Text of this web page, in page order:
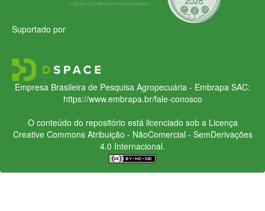
Suportado por
Empresa Brasileira de Pesquisa Agropecuária - Embrapa SAC:
https://www.embrapa.br/fale-conosco
O conteúdo do repositório está licenciado sob a Licença
Creative CommonsAtribuição - NãoComercial - SemDerivações
4.0 Internacional.